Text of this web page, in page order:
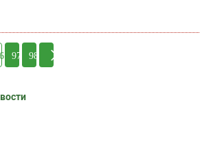
97 98